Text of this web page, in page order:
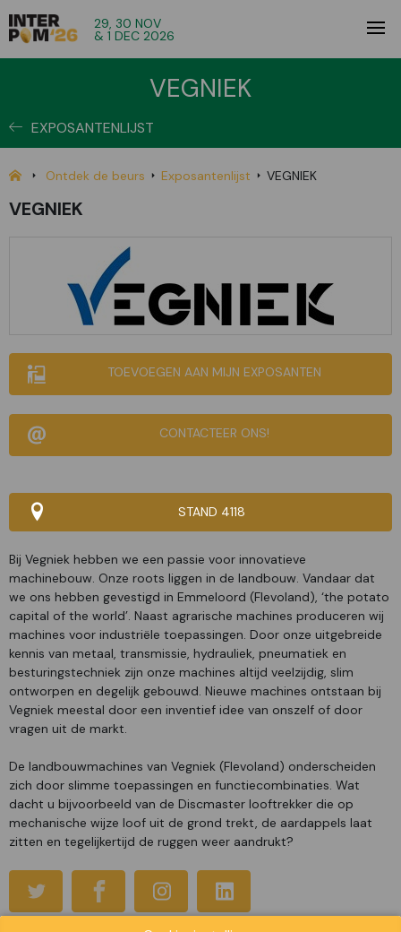
29, 30 NOV
& 1 DEC 2026
VEGNIEK
EXPOSANTENLIJST
Ontdek de beurs Exposantenlijst VEGNIEK
VEGNIEK
TOEVOEGEN AAN MIJN EXPOSANTEN
CONTACTEER ONS!
STAND 4118
Bij Vegniek hebben we een passie voor innovatieve
machinebouw. Onze roots liggen in de landbouw. Vandaar dat
we ons hebben gevestigd in Emmeloord (Flevoland), ‘the potato
capital of the world’. Naast agrarische machines produceren wij
machines voor industriële toepassingen. Door onze uitgebreide
kennis van metaal, transmissie, hydrauliek, pneumatiek en
besturingstechniek zijn onze machines altijd veelzijdig, slim
ontworpen en degelijk gebouwd. Nieuwe machines ontstaan bij
Vegniek meestal door een inventief idee van onszelf of door
vragen uit de markt.
De landbouwmachines van Vegniek (Flevoland) onderscheiden
zich door slimme toepassingen en functiecombinaties. Wat
dacht u bijvoorbeeld van de Discmaster looftrekker die op
mechanische wijze loof uit de grond trekt, de aardappels laat
zitten en tegelijkertijd de ruggen weer aandrukt?